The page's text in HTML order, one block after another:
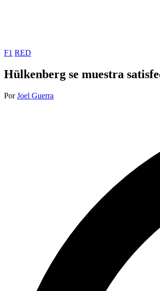
Publicada
F1 RED
Hülkenberg se muestra
Publicado
PorJoel Guerra